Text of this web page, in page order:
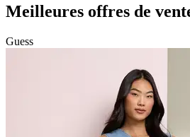
Meilleures offres de
Guess